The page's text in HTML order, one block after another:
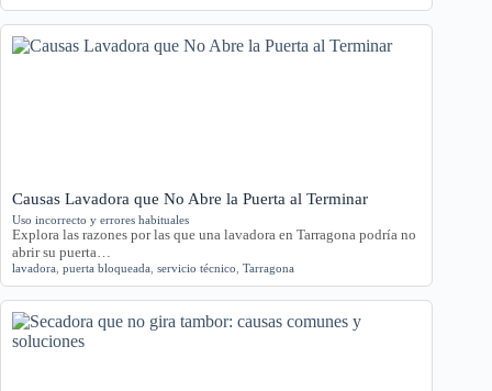
Causas Lavadora que No Abre la Puerta al Terminar
Uso incorrecto y errores habituales
Explora las razones por las que una lavadora en Tarragona podría no
abrir su puerta…
lavadora puerta bloqueada servicio técnico Tarragona